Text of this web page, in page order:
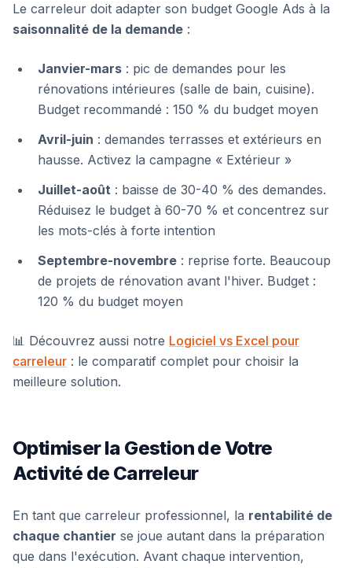
Le carreleur doit adapter son budget Google Ads à la
saisonnalité de la demande :
Janvier-mars : pic de demandes pour les
rénovations intérieures (salle de bain, cuisine).
Budget recommandé : 150 % du budget moyen
Avril-juin : demandes terrasses et extérieurs en
hausse. Activez la campagne « Extérieur »
Juillet-août : baisse de 30-40 % des demandes.
Réduisez le budget à 60-70 % et concentrez sur
les mots-clés à forte intention
Septembre-novembre : reprise forte. Beaucoup
de projets de rénovation avant l'hiver. Budget :
120 % du budget moyen
📊 Découvrez aussi notre Logiciel vs Excel pour
carreleur : le comparatif complet pour choisir la
meilleure solution.
Optimiser la Gestion de Votre
Activité de Carreleur
En tant que carreleur professionnel, la rentabilité de
chaque chantier se joue autant dans la préparation
que dans l'exécution. Avant chaque intervention,